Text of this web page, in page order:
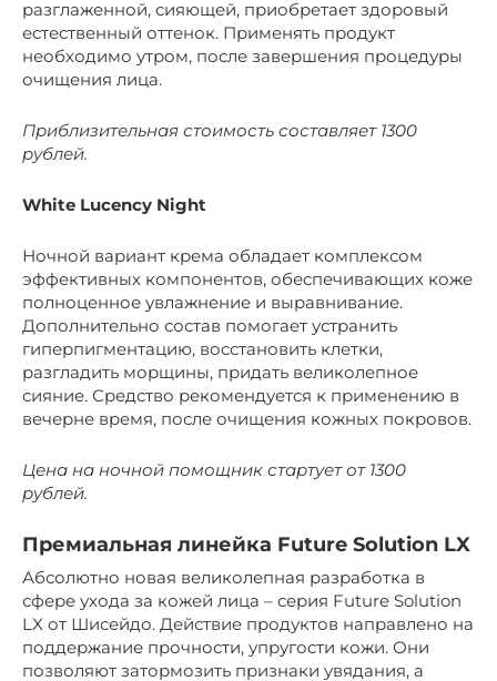
разглаженной, сияющей, приобретает здоровый
естественный оттенок. Применять продукт
необходимо утром, после завершения процедуры
очищения лица.
Приблизительная стоимость составляет 1300
рублей.
White Lucency Night
Ночной вариант крема обладает комплексом
эффективных компонентов, обеспечивающих коже
полноценное увлажнение и выравнивание.
Дополнительно состав помогает устранить
гиперпигментацию, восстановить клетки,
разгладить морщины, придать великолепное
сияние. Средство рекомендуется к применению в
вечерне время, после очищения кожных покровов.
Цена на ночной помощник стартует от 1300
рублей.
Премиальная линейка Future Solution LX
Абсолютно новая великолепная разработка в
сфере ухода за кожей лица – серия Future Solution
LX от Шисейдо. Действие продуктов направлено на
поддержание прочности, упругости кожи. Они
позволяют затормозить признаки увядания, а